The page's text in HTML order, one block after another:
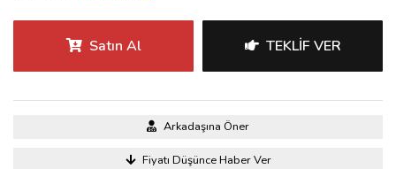
Satın Al TEKLIF VER
Arkadaşına Öner
Fiyatı Düşünce Haber Ver